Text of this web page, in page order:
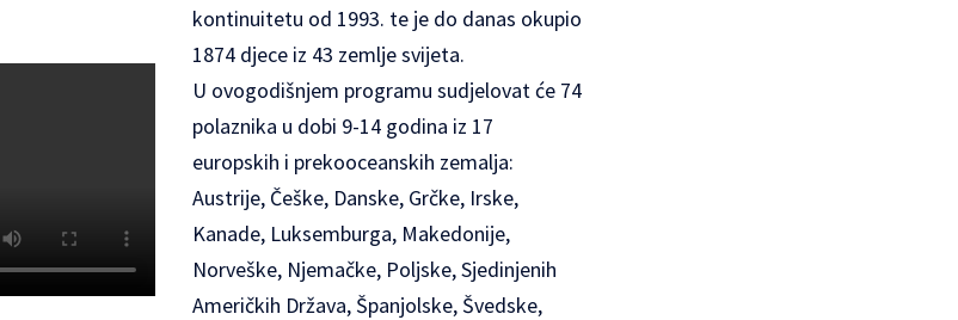
kontinuitetu od 1993. te je do danas okupio
1874 djece iz 43 zemlje svijeta.
U ovogodišnjem programu sudjelovat će 74
polaznika u dobi 9-14 godina iz 17
europskih i prekooceanskih zemalja:
Austrije, Češke, Danske, Grčke, Irske,
Kanade, Luksemburga, Makedonije,
Norveške, Njemačke, Poljske, Sjedinjenih
Američkih Država, Španjolske, Švedske,